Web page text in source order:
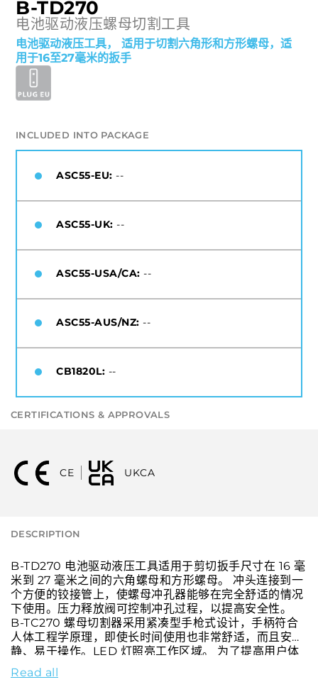
B-TD270
电池驱动液压螺母切割工具
电池驱动液压工具， 适用于切割六角形和方形螺母，适
用于16至27毫米的扳手
INCLUDED INTO PACKAGE
ASC55-EU: --
ASC55-UK: --
ASC55-USA/CA: --
ASC55-AUS/NZ: --
CB1820L: --
CERTIFICATIONS & APPROVALS
CE UKCA
DESCRIPTION
B-TD270 电池驱动液压工具适用于剪切扳手尺寸在 16 毫
米到 27 毫米之间的六角螺母和方形螺母。 冲头连接到一
个方便的铰接管上，使螺母冲孔器能够在完全舒适的情况
下使用。压力释放阀可控制冲孔过程，以提高安全性。
B-TC270 螺母切割器采用紧凑型手枪式设计，手柄符合
人体工程学原理，即使长时间使用也非常舒适，而且安
静、易于操作。LED 灯照亮工作区域。 为了提高用户体
验，该工具配备了带控制按钮的自动充电电池耦合系统。
SMARTOOL 技术可显示和下载记录的数据，提供全面的
Read all